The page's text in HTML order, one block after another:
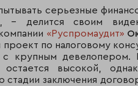
серьезные
- делится своим
«Руспромаудит»
проект по налоговому
с крупным девелопером.
высокой,
стадии заключения